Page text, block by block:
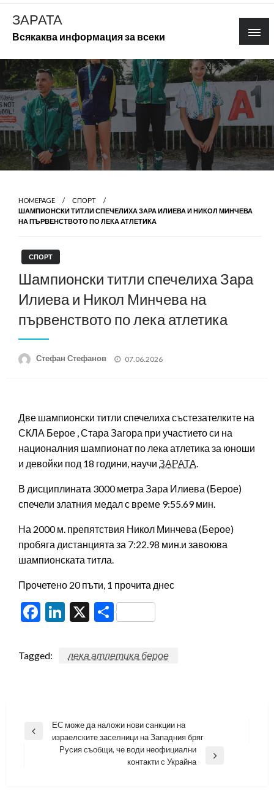
Skip
content
ЗАРАТА
Всякаква информация за всеки
HOMEPAGE
СПОРТ
ШАМПИОНСКИ ТИТЛИ СПЕЧЕЛИХА ЗАРА ИЛИЕВА И НИКОЛ МИНЧЕВА
НА ПЪРВЕНСТВОТО ПО ЛЕКА АТЛЕТИКА
СПОРТ
Шампионски титли спечелиха Зара
Илиева и Никол Минчева на
първенството по лека атлетика
Стефан Стефанов
Posted
07.06.2026
Две шампионски титли спечелиха състезателките на
СКЛА Берое , Стара Загора при участието си на
националния шампионат по лека атлетика за юноши
и девойки под 18 години, научи ЗАРАТА.
В дисциплината 3000 метра Зара Илиева (Берое)
спечели златния медал с време 9:55.69 мин.
На 2000 м. препятствия Никол Минчева (Берое)
пробяга дистанцията за 7:22.98 мин.и завоюва
шампионската титла.
Прочетено 20 пъти, 1 прочита днес
Facebook
LinkedIn
X Share
Tagged: лека атлетика берое
Навигация
Previous
ЕС може да наложи нови санкции на
израелските заселници на Западния бряг
Русия съобщи, че води неофициални
контакти с Украйна